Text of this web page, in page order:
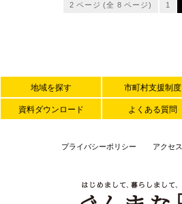
2 ページ (全 8 ページ) 1
地域を探す 市町村支援制度
資料ダウンロード よくある質問
プライバシーポリシー アクセス